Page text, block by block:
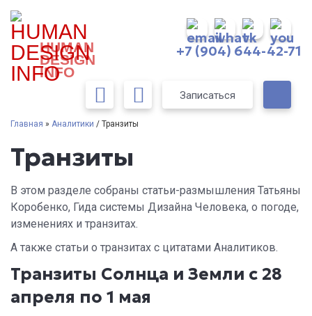
HUMAN
DESIGN
INFO
+7 (904) 644-42-71
Записаться
Главная » Аналитики / Транзиты
Транзиты
В этом разделе собраны статьи-размышления Татьяны
Коробенко, Гида системы Дизайна Человека, о погоде,
изменениях и транзитах.
А также статьи о транзитах с цитатами Аналитиков.
Транзиты Солнца и Земли с 28
апреля по 1 мая